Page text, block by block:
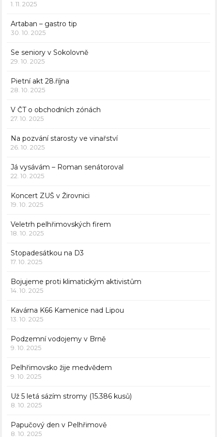
1. 11. 2025
Artaban – gastro tip
30. 10. 2025
Se seniory v Sokolovně
29. 10. 2025
Pietní akt 28.října
28. 10. 2025
V ČT o obchodních zónách
27. 10. 2025
Na pozvání starosty ve vinařství
26. 10. 2025
Já vysávám – Roman senátoroval
22. 10. 2025
Koncert ZUŠ v Žirovnici
19. 10. 2025
Veletrh pelhřimovských firem
18. 10. 2025
Stopadesátkou na D3
17. 10. 2025
Bojujeme proti klimatickým aktivistům
14. 10. 2025
Kavárna K66 Kamenice nad Lipou
13. 10. 2025
Podzemní vodojemy v Brně
9. 10. 2025
Pelhřimovsko žije medvědem
9. 10. 2025
Už 5 letá sázím stromy (15.386 kusů)
8. 10. 2025
Papučový den v Pelhřimově
8. 10. 2025